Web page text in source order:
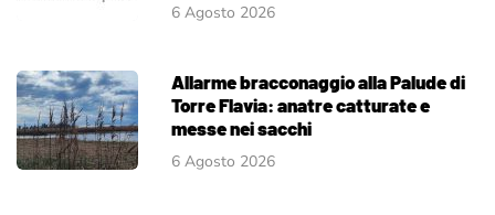
6 Agosto 2026
Allarme bracconaggio alla Palude di
Torre Flavia: anatre catturate e
messe nei sacchi
6 Agosto 2026